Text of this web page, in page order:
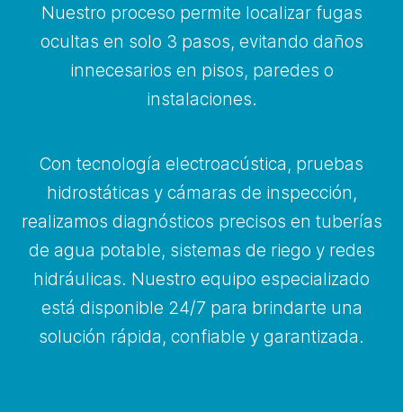
Nuestro proceso permite localizar fugas
ocultas en solo 3 pasos, evitando daños
innecesarios en pisos, paredes o
instalaciones.
Con tecnología electroacústica, pruebas
hidrostáticas y cámaras de inspección,
realizamos diagnósticos precisos en tuberías
de agua potable, sistemas de riego y redes
hidráulicas. Nuestro equipo especializado
está disponible 24/7 para brindarte una
solución rápida, confiable y garantizada.